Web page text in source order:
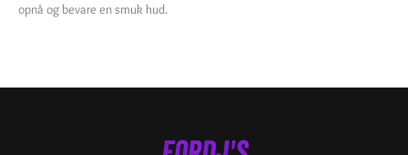
opnå og bevare en smuk hud.